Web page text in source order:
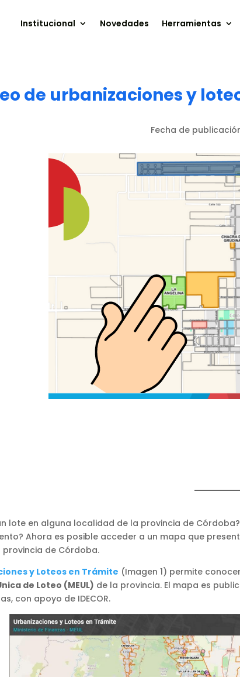
Institucional Novedades Herramientas
de urbanizaciones y
Fecha de
lote en alguna localidad de la provincia de
Ahora es posible acceder a un mapa que
de Córdoba.
y Loteos en Trámite (Imagen 1) permite
de Loteo (MEUL) de la provincia. El mapa es
con apoyo de IDECOR.